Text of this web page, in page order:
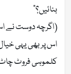
بنائیں؟”
(اگرچہ دوست نے
اس پر بھی یہی خیال
کلموہی فروٹ